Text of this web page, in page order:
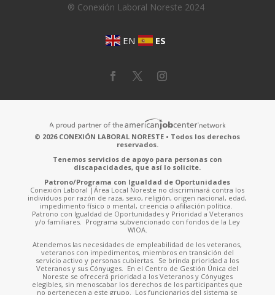
® Conexión Laboral Noreste 2024
EN ES
© 2026 CONEXIÓN LABORAL NORESTE • Todos los derechos
reservados.
Tenemos servicios de apoyo para personas con
discapacidades, que así lo solicite.
Patrono/Programa con Igualdad de Oportunidades
Conexión Laboral |Área Local Noreste no discriminará contra los
individuos por razón de raza, sexo, religión, origen nacional, edad,
impedimento físico o mental, creencia o afiliación política.
Patrono con Igualdad de Oportunidades y Prioridad a Veteranos
y/o familiares. Programa subvencionado con fondos de la Ley
WIOA.
Atendemos las necesidades de empleabilidad de los veteranos,
veteranos con impedimentos, miembros en transición del
servicio activo y personas cubiertas. Se brinda prioridad a los
Veteranos y sus Cónyuges. En el Centro de Gestión Única del
Noreste se ofrecerá prioridad a los Veteranos y Cónyuges
elegibles, sin menoscabar los derechos de los participantes que
no pertenecen a este grupo. Los funcionarios del sistema se